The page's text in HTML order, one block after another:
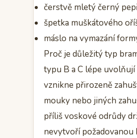
čerstvě mletý černý
špetka muškátového
máslo na vymazání
Proč je důležitý typ
typu B a C lépe
vznikne přirozeně
mouky nebo jiných
příliš voskové odrůdy
nevytvoří požadovanou